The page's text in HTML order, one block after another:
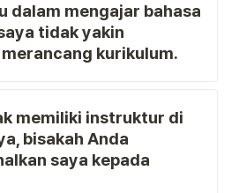
dalam mengajar bahasa
tidak yakin
kurikulum.
memiliki instruktur di
bisakah Anda
saya kepada